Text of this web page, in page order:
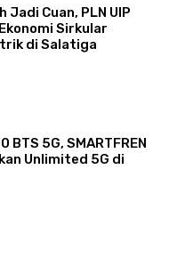
Jadi Cuan, PLN UIP
Sirkular
di Salatiga
BTS 5G, SMARTFREN
Unlimited 5G di